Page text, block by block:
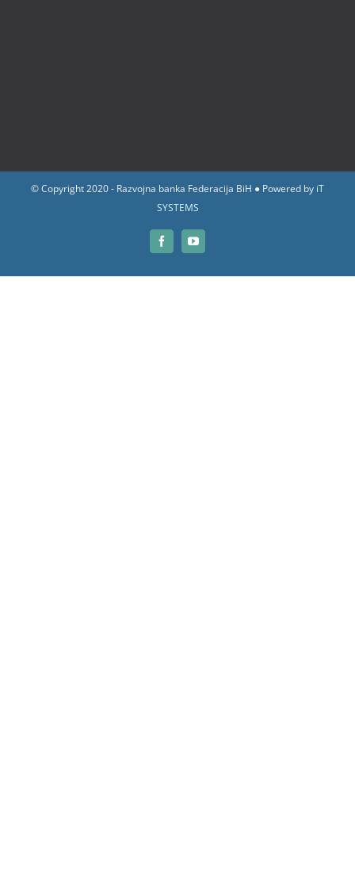
© Copyright 2020 - Razvojna banka Federacija BiH ● Powered by iT
SYSTEMS
FacebookYouTube